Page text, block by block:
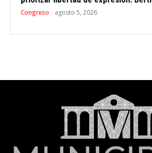
Congreso agosto 5, 2026